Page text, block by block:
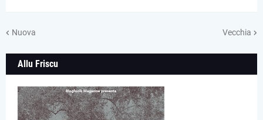
Nuova Vecchia
Allu Friscu